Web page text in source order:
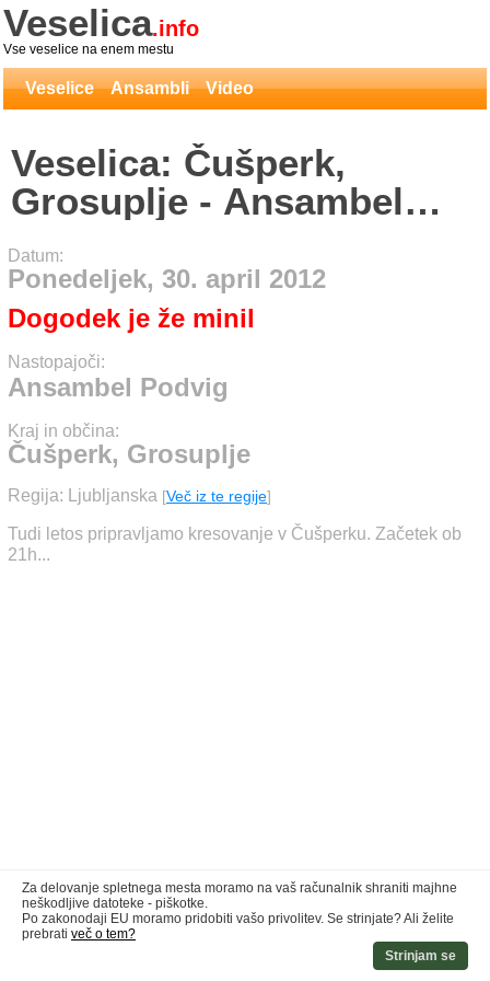
Veselica.info
Vse veselice na enem mestu
Veselice Ansambli Video
Veselica: Čušperk,
Grosuplje - Ansambel
Podvig
Datum:
Ponedeljek, 30. april 2012
Dogodek je že minil
Nastopajoči:
Ansambel Podvig
Kraj in občina:
Čušperk, Grosuplje
Regija: Ljubljanska [Več iz te regije]
Tudi letos pripravljamo kresovanje v Čušperku. Začetek ob
21h...
Za delovanje spletnega mesta moramo na vaš računalnik shraniti majhne
neškodljive datoteke - piškotke.
Po zakonodaji EU moramo pridobiti vašo privolitev. Se strinjate? Ali želite
prebrati več o tem?
Strinjam se